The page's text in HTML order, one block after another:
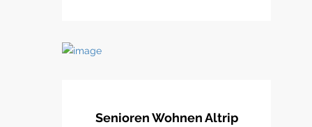
Senioren Wohnen Altrip